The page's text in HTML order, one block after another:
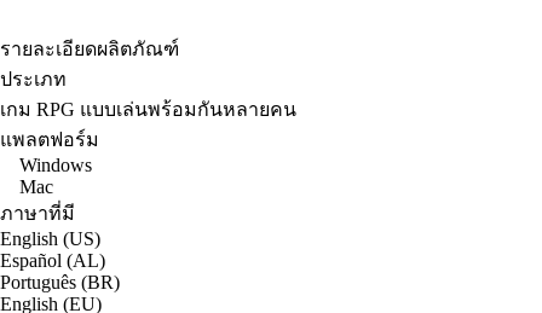
รายละเอียดผลิตภัณฑ์
ประเภท
เกม RPG แบบเล่นพร้อมกันหลายคน
แพลตฟอร์ม
Windows
Mac
ภาษาที่มี
English (US)
Español (AL)
Português (BR)
English (EU)